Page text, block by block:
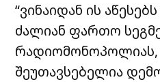
“ვინაიდან ის
ძალიან ფართო
რადიომონოპოლიას,
შეუთავსებელია